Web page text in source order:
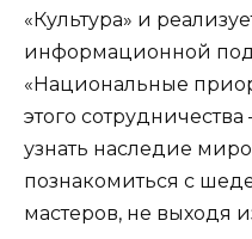
«Культура» и
информационной
«Национальные
этого
узнать наследие
познакомиться с
мастеров, не выходя